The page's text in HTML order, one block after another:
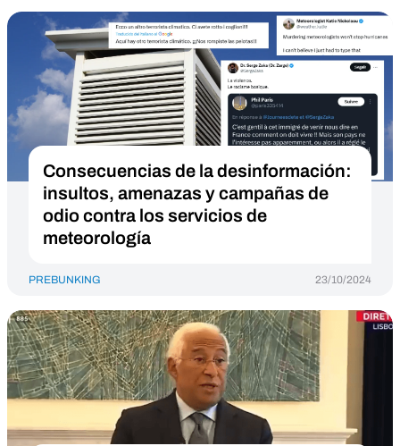
Consecuencias de la desinformación:
insultos, amenazas y campañas de
odio contra los servicios de
meteorología
PREBUNKING 23/10/2024